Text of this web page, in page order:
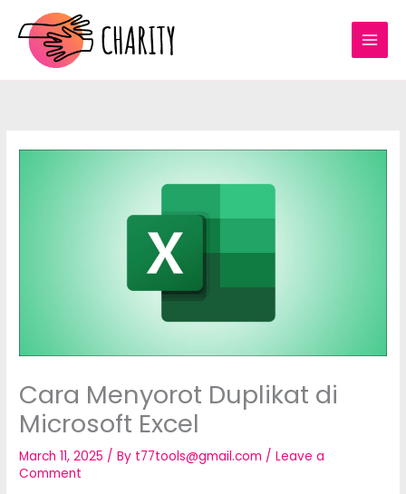
content
Cara Menyorot Duplikat di
Microsoft Excel
March 11, 2025 / By t77tools@gmail.com /Leave a
Comment